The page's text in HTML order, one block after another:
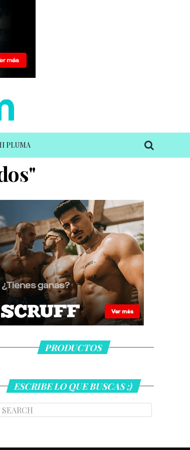
PLUMA
PRODUCTOS
ESCRIBE LO QUE BUSCAS ;)